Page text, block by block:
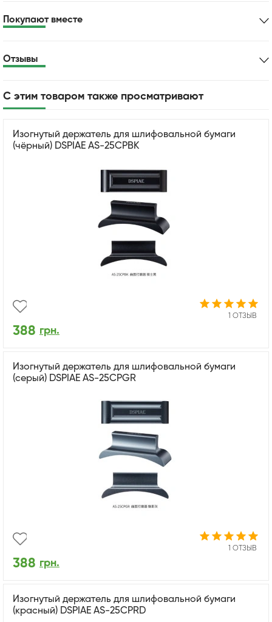
Покупают вместе
Отзывы
С этим товаром также просматривают
Изогнутый держатель для шлифовальной бумаги
(чёрный) DSPIAE AS-25CPBK
1 ОТЗЫВ
388 грн.
Изогнутый держатель для шлифовальной бумаги
(серый) DSPIAE AS-25CPGR
1 ОТЗЫВ
388 грн.
Изогнутый держатель для шлифовальной бумаги
(красный) DSPIAE AS-25CPRD